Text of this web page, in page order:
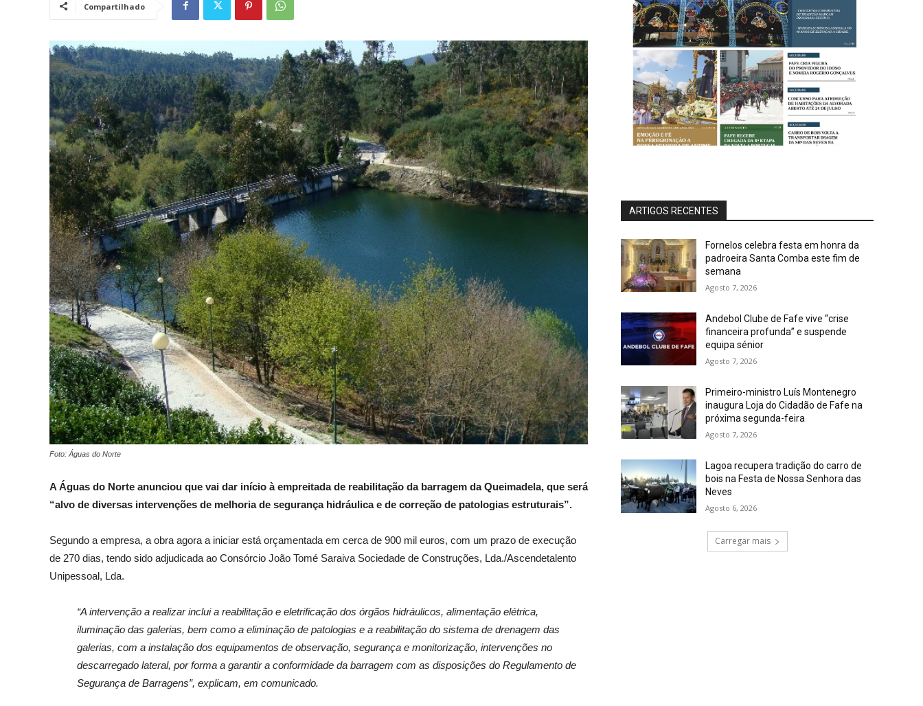
Compartilhado
Foto: Águas do Norte
A Águas do Norte anunciou que vai dar início à empreitada de reabilitação da barragem da Queimadela, que será
“alvo de diversas intervenções de melhoria de segurança hidráulica e de correção de patologias estruturais”.
Segundo a empresa, a obra agora a iniciar está orçamentada em cerca de 900 mil euros, com um prazo de execução
de 270 dias, tendo sido adjudicada ao Consórcio João Tomé Saraiva Sociedade de Construções, Lda./Ascendetalento
Unipessoal, Lda.
“A intervenção a realizar inclui a reabilitação e eletrificação dos órgãos hidráulicos, alimentação elétrica,
iluminação das galerias, bem como a eliminação de patologias e a reabilitação do sistema de drenagem das
galerias, com a instalação dos equipamentos de observação, segurança e monitorização, intervenções no
descarregado lateral, por forma a garantir a conformidade da barragem com as disposições do Regulamento de
Segurança de Barragens”, explicam, em comunicado.
ARTIGOS RECENTES
Fornelos celebra festa em honra da
padroeira Santa Comba este fim de
semana
Agosto 7, 2026
Andebol Clube de Fafe vive “crise
financeira profunda” e suspende
equipa sénior
Agosto 7, 2026
Primeiro-ministro Luís Montenegro
inaugura Loja do Cidadão de Fafe na
próxima segunda-feira
Agosto 7, 2026
Lagoa recupera tradição do carro de
bois na Festa de Nossa Senhora das
Neves
Agosto 6, 2026
Carregar mais